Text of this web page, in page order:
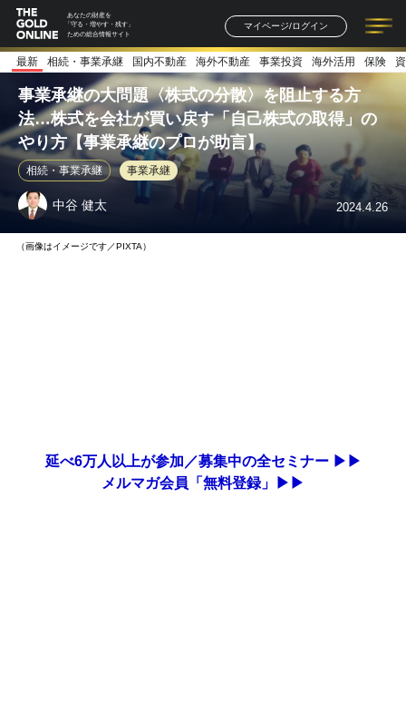
あなたの財産を
「守る・増やす・残す」
ための総合情報サイト
マイページ/ログイン
記事一覧 連載一覧
著者一覧 書籍一覧
最新 相続・事業承継 国内不動産 海外不動産 事業投資 海外活用 保険
事業承継の大問題〈株式の分散〉を阻止する方
法…株式を会社が買い戻す「自己株式の取得」の
やり方【事業承継のプロが助言】
相続・事業承継 事業承継
中谷 健太 2024.4.26
（画像はイメージです／PIXTA）
延べ6万人以上が参加／募集中の全セミナー ▶▶
メルマガ会員「無料登録」▶▶